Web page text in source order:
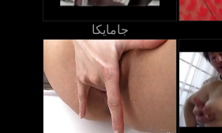
جامايكا